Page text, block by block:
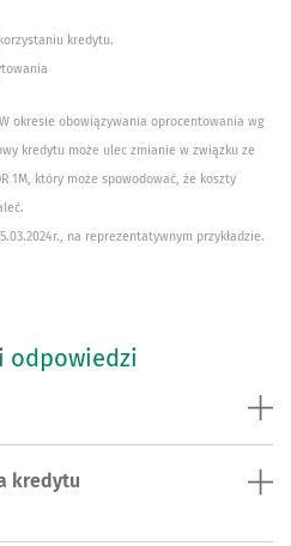
kredytu.
okresie obowiązywania oprocentowania wg
kredytu może ulec zmianie w związku ze
1M, który może spowodować, że koszty
na reprezentatywnym przykładzie.
odpowiedzi
kredytu